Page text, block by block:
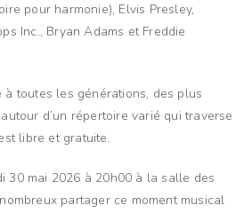
pour harmonie), Elvis Presley,
Inc., Bryan Adams et Freddie
à toutes les générations, des plus
d’un répertoire varié qui traverse
libre et gratuite.
30 mai 2026 à 20h00 à la salle des
partager ce moment musical